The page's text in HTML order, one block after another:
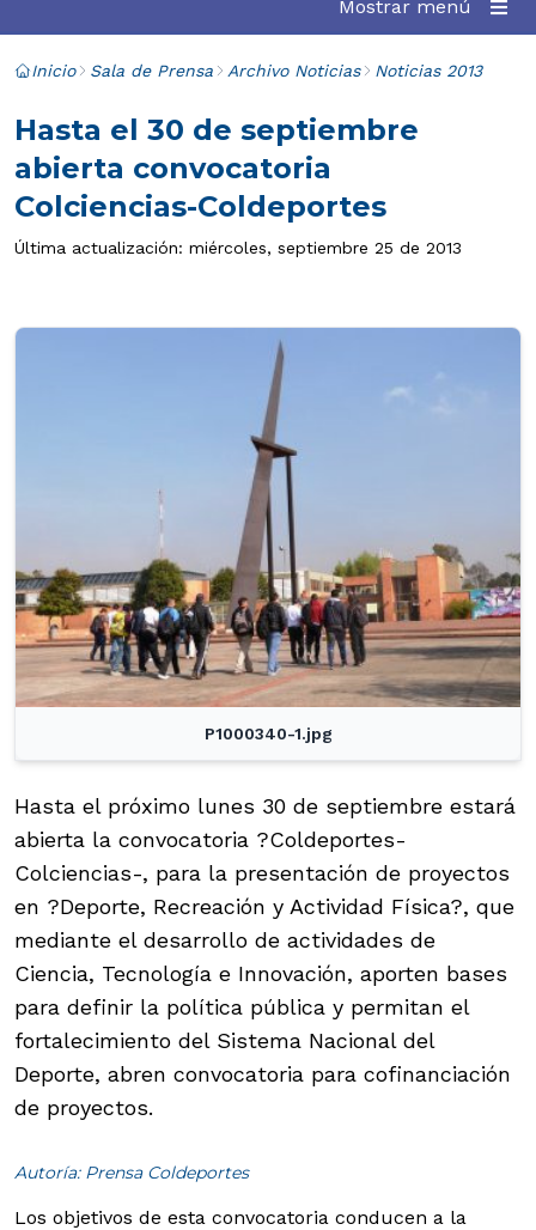
Mostrar menú
Inicio Sala de Prensa Archivo Noticias Noticias 2013
Hasta el 30 de septiembre
abierta convocatoria
Colciencias-Coldeportes
Última actualización: miércoles, septiembre 25 de 2013
P1000340-1.jpg
Hasta el próximo lunes 30 de septiembre estará
abierta la convocatoria ?Coldeportes-
Colciencias-, para la presentación de proyectos
en ?Deporte, Recreación y Actividad Física?, que
mediante el desarrollo de actividades de
Ciencia, Tecnología e Innovación, aporten bases
para definir la política pública y permitan el
fortalecimiento del Sistema Nacional del
Deporte, abren convocatoria para cofinanciación
de proyectos.
Autoría: Prensa Coldeportes
Los objetivos de esta convocatoria conducen a la